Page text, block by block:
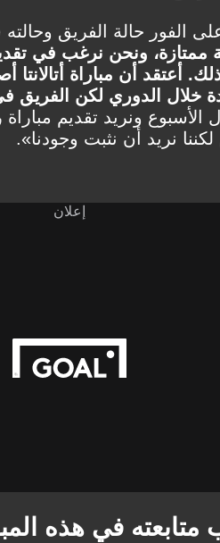
الفور حالة الفريق وحالته
ونحن نرغب في تقديم
أعتقد أن مباراة
خلال الدوري لكن الفريق
ونريد تقديم مباراة
نريد أن نثبت وجودنا».
إعلان
في هذه